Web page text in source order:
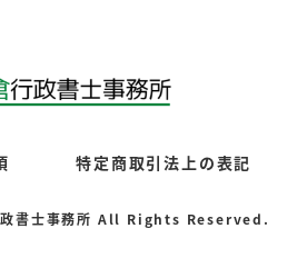
特定商取引法上の表記
書士事務所 All Rights Reserved.